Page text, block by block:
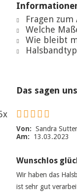
Fragen zum
Welche
Wie bleibt
Das sagen
Von: Sandra Sutter
Am:
13.03.2023
Wunschlos
Wir haben das
ist sehr gut